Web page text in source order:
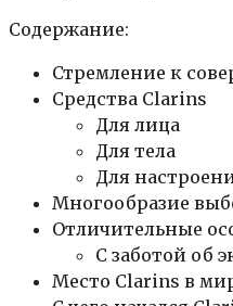
Содержание:
Стремление к
Средства Clarins
Для лица
Для тела
Для
Многообразие
Отличительные
С заботой об
Место Clarins в